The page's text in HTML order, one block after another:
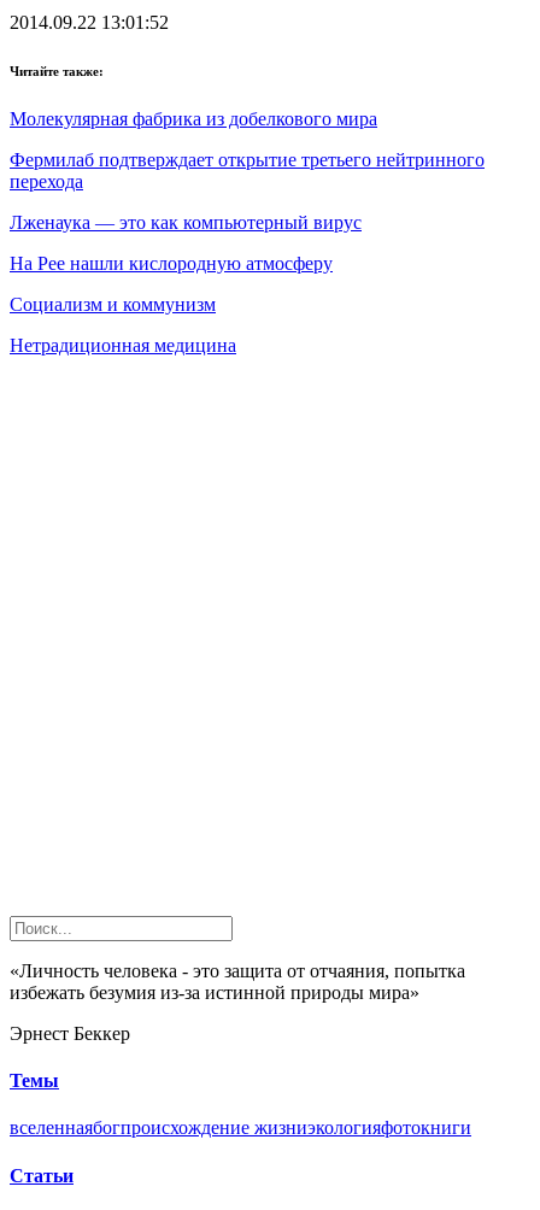
2014.09.22 13:01:52
Читайте также:
Молекулярная фабрика из добелкового мира
Фермилаб подтверждает открытие третьего нейтринного
перехода
Лженаука — это как компьютерный вирус
На Рее нашли кислородную атмосферу
Социализм и коммунизм
Нетрадиционная медицина
«Личность человека - это защита от отчаяния, попытка
избежать безумия из-за истинной природы мира»
Эрнест Беккер
Темы
вселеннаябогпроисхождение жизниэкологияфотокниги
Статьи